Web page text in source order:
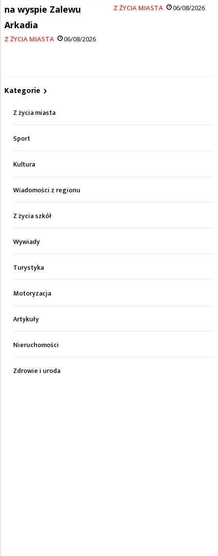
na wyspie Zalewu
Arkadia
Z ŻYCIA MIASTA 06/08/2026
Z ŻYCIA MIASTA 06/08/2026
Kategorie
Z życia miasta
Sport
Kultura
Wiadomości z regionu
Z życia szkół
Wywiady
Turystyka
Motoryzacja
Artykuły
Nieruchomości
Zdrowie i uroda